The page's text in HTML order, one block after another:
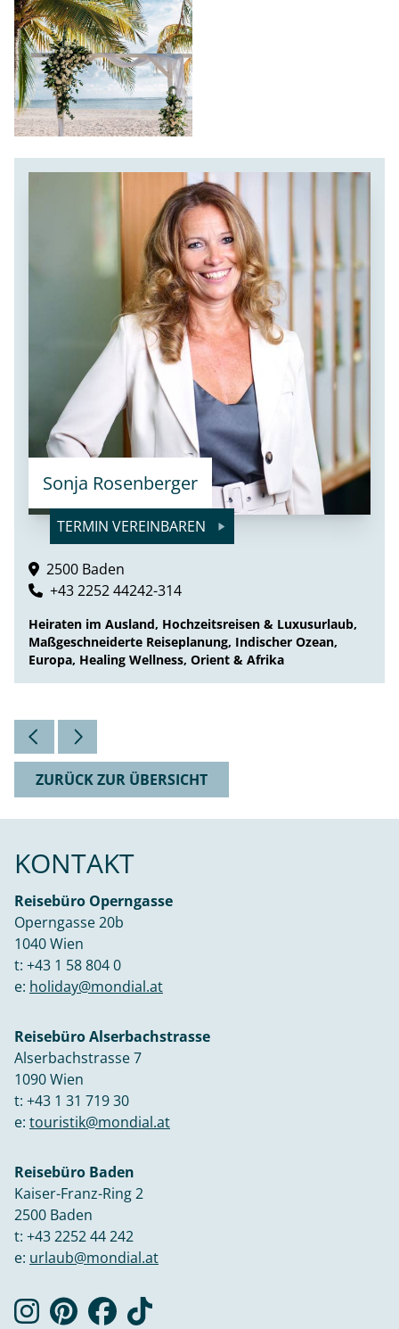
Sonja Rosenberger
TERMIN VEREINBAREN
2500 Baden
+43 2252 44242-314
Heiraten im Ausland, Hochzeitsreisen & Luxusurlaub,
Maßgeschneiderte Reiseplanung, Indischer Ozean,
Europa, Healing Wellness, Orient & Afrika
ZURÜCK ZUR ÜBERSICHT
KONTAKT
Reisebüro Operngasse
Operngasse 20b
1040 Wien
t: +43 1 58 804 0
e: holiday@mondial.at
Reisebüro Alserbachstrasse
Alserbachstrasse 7
1090 Wien
t: +43 1 31 719 30
e: touristik@mondial.at
Reisebüro Baden
Kaiser-Franz-Ring 2
2500 Baden
t: +43 2252 44 242
e: urlaub@mondial.at